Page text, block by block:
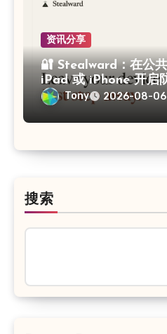
资讯分享
🔐 Stealward：在公
iPad 或 iPhone 开启
Tony 2026-08-06
搜索